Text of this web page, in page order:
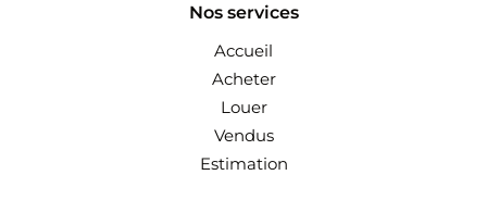
Nos services
Accueil
Acheter
Louer
Vendus
Estimation